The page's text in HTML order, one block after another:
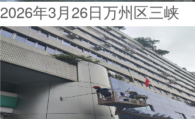
2026年3月26日万州区三峡